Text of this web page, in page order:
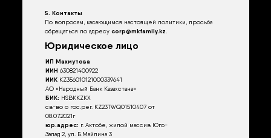
Юридическое лицо
ИП Махмутова
ИИН 630821400922
ИИК KZ356010121000339641
АО «Народный Банк Казахстана»
БИК: HSBKKZKX
св-во о гос.рег. KZ23TWQ01510407 от
08.07.2021г
юр.адрес: г. Актобе, жилой массив Юго-
Запад 2, ул. Б.Майлина 3
5. Контакты
По вопросам, касающимся настоящей политики, просьба
обращаться по адресу corp@mkfamily.kz